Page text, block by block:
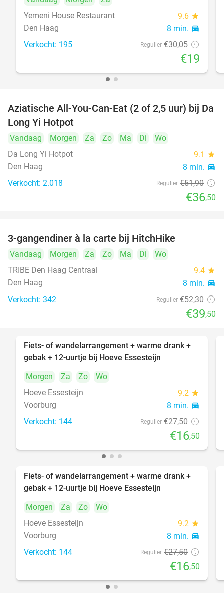
Yemeni House Restaurant
9.6 star
Den Haag 8 min. directions_car
Verkocht: 195 Regulier €30,05
€19
30%
Aziatische All-You-Can-Eat (2 of 2,5 uur) bij Da
Long Yi Hotpot
Vandaag Morgen Za Zo Ma Di
Wo
Da Long Yi Hotpot
9.1 star
Den Haag 8 min. directions_car
Verkocht: 2.018 Regulier €51,90
€36,50
3-gangendiner à la carte bij HitchHike
Vandaag Morgen Za Zo Ma Di
Wo
TRIBE Den Haag Centraal
9.4 star
Den Haag 8 min. directions_car
Verkocht: 342 Regulier €52,30
€39,50
40%
Fiets- of wandelarrangement + warme drank +
gebak + 12-uurtje bij Hoeve Essesteijn
Morgen
Za Zo
Wo
Hoeve Essesteijn
9.2 star
Voorburg 8 min. directions_car
Verkocht: 144 Regulier €27,50
€16,50
40%
Fiets- of wandelarrangement + warme drank +
gebak + 12-uurtje bij Hoeve Essesteijn
Morgen
Za Zo
Wo
Hoeve Essesteijn
9.2 star
Voorburg 8 min. directions_car
Verkocht: 144 Regulier €27,50
€16,50